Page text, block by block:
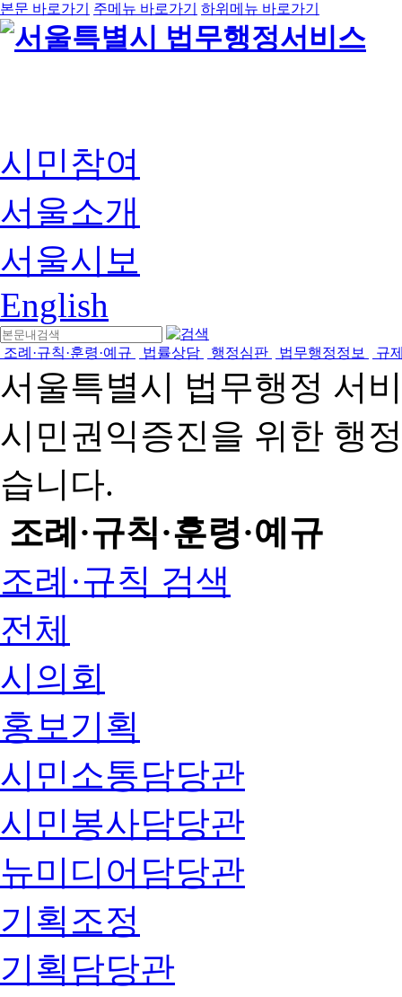
본문 바로가기 주메뉴 바로가기 하위메뉴 바로가기
시민참여
서울소개
서울시보
English
조례·규칙·훈령·예규 법률상담 행정심판 법무행정정보 규
서울특별시 법무행정 서
시민권익증진을 위한 행
습니다.
조례·규칙·훈령·예규
조례·규칙 검색
전체
시의회
홍보기획
시민소통담당관
시민봉사담당관
뉴미디어담당관
기획조정
기획담당관